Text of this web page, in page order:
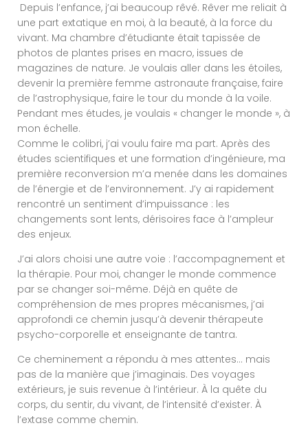
Depuis l’enfance, j’ai beaucoup rêvé. Rêver me reliait à
une part extatique en moi, à la beauté, à la force du
vivant. Ma chambre d’étudiante était tapissée de
photos de plantes prises en macro, issues de
magazines de nature. Je voulais aller dans les étoiles,
devenir la première femme astronaute française, faire
de l’astrophysique, faire le tour du monde à la voile.
Pendant mes études, je voulais « changer le monde », à
mon échelle.
Comme le colibri, j’ai voulu faire ma part. Après des
études scientifiques et une formation d’ingénieure, ma
première reconversion m’a menée dans les domaines
de l’énergie et de l’environnement. J’y ai rapidement
rencontré un sentiment d’impuissance : les
changements sont lents, dérisoires face à l’ampleur
des enjeux.
J’ai alors choisi une autre voie : l’accompagnement et
la thérapie. Pour moi, changer le monde commence
par se changer soi-même. Déjà en quête de
compréhension de mes propres mécanismes, j’ai
approfondi ce chemin jusqu’à devenir thérapeute
psycho-corporelle et enseignante de tantra.
Ce cheminement a répondu à mes attentes… mais
pas de la manière que j’imaginais. Des voyages
extérieurs, je suis revenue à l’intérieur. À la quête du
corps, du sentir, du vivant, de l’intensité d’exister. À
l’extase comme chemin.